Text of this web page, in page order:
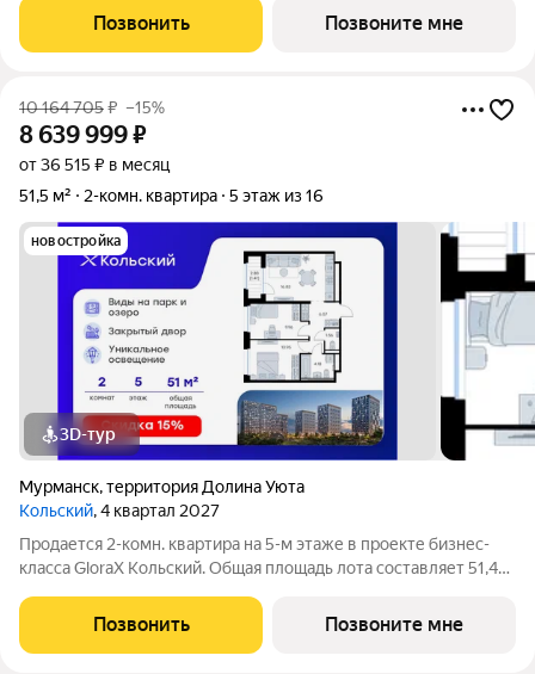
под кухонную зону. Номер квартиры - 46. Старт продаж!
Преимущества
Позвонить Позвоните мне
10 164 705₽ –15%
8 639 999₽
от 36 515 ₽ в месяц
51,5 м²
2-комн. квартира 5 этаж из 16
новостройка
3D-тур
Мурманск,территория Долина Уюта
Кольский, 4 квартал 2027
Продается 2-комн. квартира на 5-м этаже в проекте бизнес-
класса GloraX Кольский. Общая площадь лота составляет 51,47
под кухонную зону. Номер квартиры - 633. Старт продаж!
Преимущества
Позвонить Позвоните мне